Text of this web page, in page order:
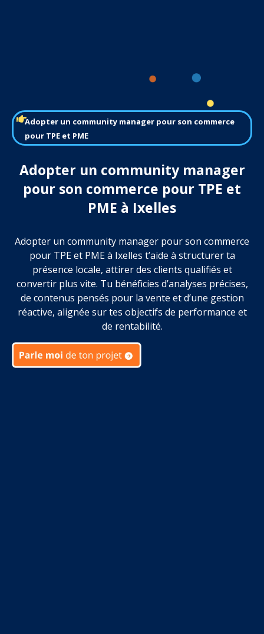
Adopter un community manager pour son commerce
pour TPE et PME
Adopter un community manager
pour son commerce pour TPE et
PME à Ixelles
Adopter un community manager pour son commerce
pour TPE et PME à Ixelles t’aide à structurer ta
présence locale, attirer des clients qualifiés et
convertir plus vite. Tu bénéficies d’analyses précises,
de contenus pensés pour la vente et d’une gestion
réactive, alignée sur tes objectifs de performance et
de rentabilité.